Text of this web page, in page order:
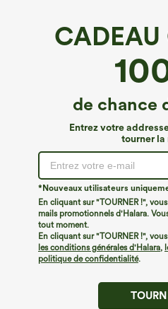
CADEAU
de chance
Entrez votre
tourner la
*Nouveaux utilisateurs
En cliquant sur "TOURNER !",
mails promotionnels d'Halara.
tout moment.
En cliquant sur "TOURNER !",
les conditions générales d'Halara,
politique de confidentialité.
Nous ne semblons pas
vous